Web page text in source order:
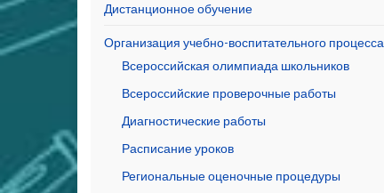
Дистанционное обучение
Организация учебно-воспитательного процесса
Всероссийская олимпиада школьников
Всероссийские проверочные работы
Диагностические работы
Расписание уроков
Региональные оценочные процедуры